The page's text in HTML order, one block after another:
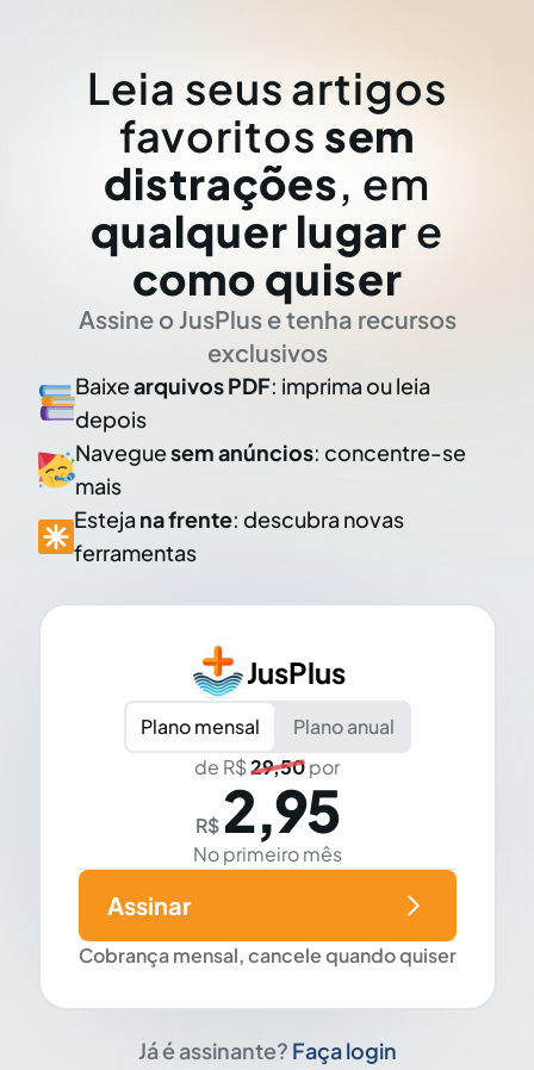
Leia seus artigos
favoritos sem
distrações, em
qualquer lugar e
como quiser
Assine o JusPlus e tenha recursos
exclusivos
Baixearquivos PDF: imprima ou leia
depois
Naveguesem anúncios: concentre-se
mais
Esteja na frente: descubra novas
ferramentas
JusPlus
Plano mensal
Plano anual
de R$29,50por
R$ 2,95
No primeiro mês
Cobrança mensal, cancele quando quiser
Assinar
Já é assinante? Faça login